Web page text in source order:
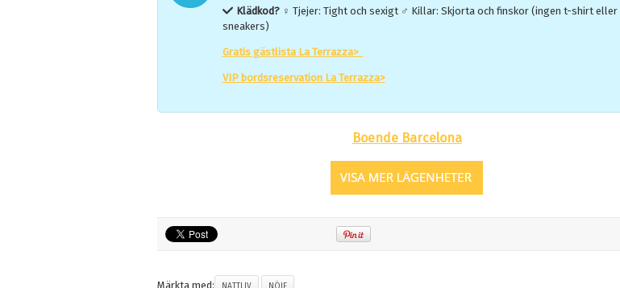
Klädkod? ♀ Tjejer: Tight och sexigt ♂ Killar: Skjorta och finskor (ingen t-shirt eller
sneakers)
Gratis gästlista La Terrazza>
VIP bordsreservation La Terrazza>
Boende Barcelona
Märkta med: